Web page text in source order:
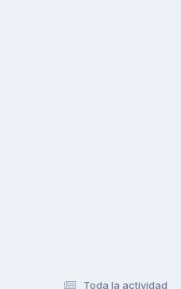
Toda la actividad